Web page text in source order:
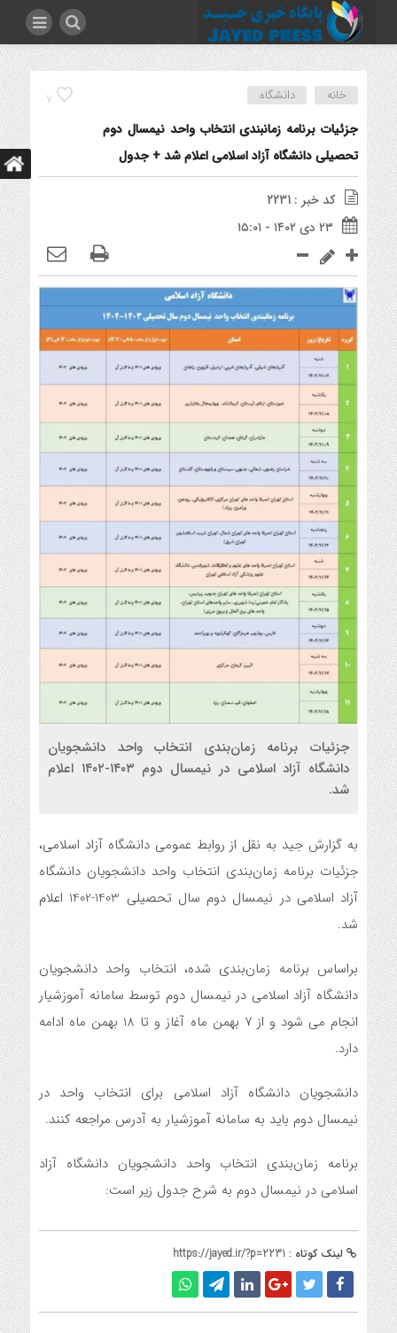
7 خانه دانشگاه
جزئیات برنامه زمانبندی انتخاب واحد نیمسال دوم
تحصیلی دانشگاه آزاد اسلامی اعلام شد + جدول
کد خبر : 2231
۲۳ دی ۱۴۰۲ - ۱۵:۰۱
جزئیات برنامه زمان‌بندی انتخاب واحد دانشجویان
دانشگاه آزاد اسلامی در نیمسال دوم ۱۴۰۳-۱۴۰۲ اعلام
شد.
به گزارش جید به نقل از روابط عمومی دانشگاه آزاد اسلامی،
جزئیات برنامه زمان‌بندی انتخاب واحد دانشجویان دانشگاه
آزاد اسلامی در نیمسال دوم سال تحصیلی 1403-1402 اعلام
شد.
براساس برنامه زمان‌بندی شده، انتخاب واحد دانشجویان
دانشگاه آزاد اسلامی در نیمسال دوم توسط سامانه آموزشیار
انجام می شود و از 7 بهمن ماه آغاز و تا 18 بهمن ماه ادامه
دارد.
دانشجویان دانشگاه آزاد اسلامی برای انتخاب واحد در
نیمسال دوم باید به سامانه آموزشیار به آدرس مراجعه کنند.
برنامه زمان‌بندی انتخاب واحد دانشجویان دانشگاه آزاد
اسلامی در نیمسال دوم به شرح جدول زیر است:
لینک کوتاه : https://jayed.ir/?p=2231